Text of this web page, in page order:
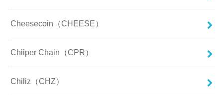
Cheesecoin（CHEESE）
Chiiper Chain（CPR）
Chiliz（CHZ）